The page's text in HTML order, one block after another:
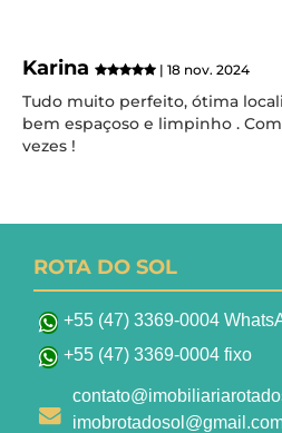
Karina | 18 nov. 2024
Tudo muito perfeito, ótima
bem espaçoso e limpinho .
vezes !
ROTA DO SOL
+55 (47) 3369-0004
+55 (47) 3369-0004 fixo